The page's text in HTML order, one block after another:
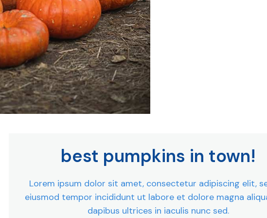
best pumpkins in town!
Lorem ipsum dolor sit amet, consectetur adipiscing elit,
eiusmod tempor incididunt ut labore et dolore magna
dapibus ultrices in iaculis nunc sed.